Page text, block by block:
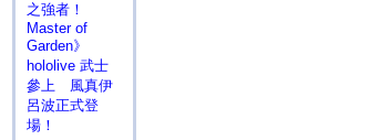
之強者！
Master of
Garden》
hololive 武士
參上 風真伊
呂波正式登
場！